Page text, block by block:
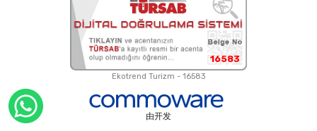
16583
Ekotrend Turizm - 16583
由开发